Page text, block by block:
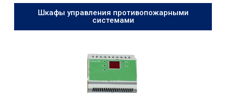
Шкафы управления противопожарными
системами